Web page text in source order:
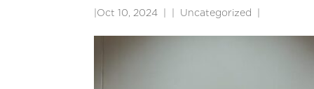
Oct 10, 2024 Uncategorized